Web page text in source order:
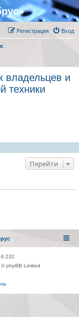
Вход
Регистрация
владельцев и
техники
Перейти
phpBB Limited